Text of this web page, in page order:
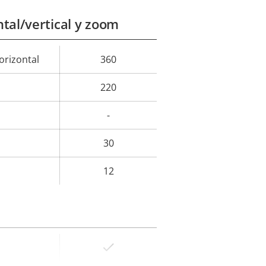
vertical y zoom
de
360
220
-
30
12